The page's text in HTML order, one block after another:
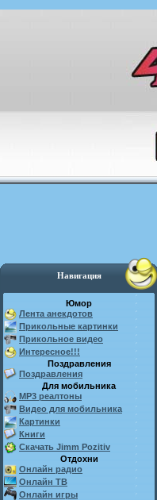
Навигация
Юмор
Лента анекдотов
Прикольные картинки
Прикольное видео
Интересное!!!
Поздравления
Поздравления
Для мобильника
MP3 реалтоны
Видео для мобильника
Картинки
Книги
Скачать Jimm Pozitiv
Отдохни
Онлайн радио
Онлайн ТВ
Онлайн игры